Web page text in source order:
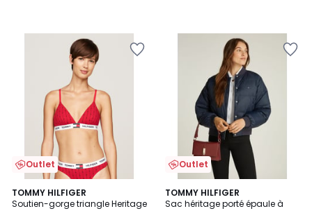
Outlet
TOMMY HILFIGER
Soutien-gorge triangle Heritage
5
/
Outlet
TOMMY HILFIGER
Sac héritage porté épaule à
2
Couleurs